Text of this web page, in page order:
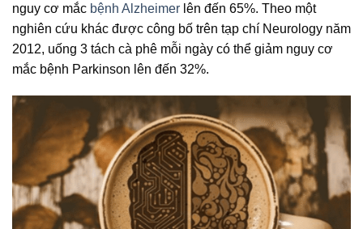
nguy cơ mắc bệnh Alzheimer lên đến 65%. Theo một
nghiên cứu khác được công bố trên tạp chí Neurology năm
2012, uống 3 tách cà phê mỗi ngày có thể giảm nguy cơ
mắc bệnh Parkinson lên đến 32%.